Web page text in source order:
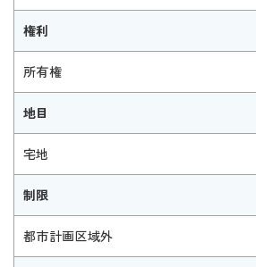
権利
所有権
地目
宅地
制限
都市計画区域外